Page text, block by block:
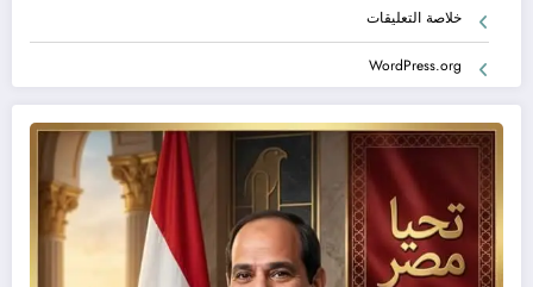
خلاصة التعليقات
WordPress.org